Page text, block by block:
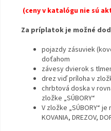
(ceny v katalógu nie sú
Za príplatok je možné
pojazdy zásuviek
doťahom
závesy dvierok s
drez viď príloha v
chrbtová doska v
zložke „SÚBORY“
V zložke „SÚBORY“ je
KOVANIA, DREZOV,